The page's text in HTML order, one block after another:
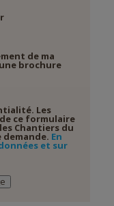
de ma
brochure
Les
ce formulaire
Chantiers du
En
et sur